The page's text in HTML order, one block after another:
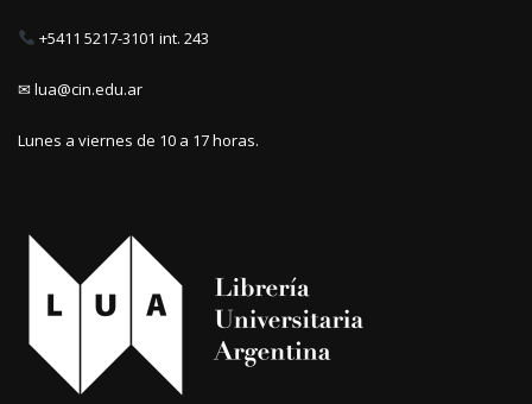
+5411 5217-3101 int. 243
✉ lua@cin.edu.ar
Lunes a viernes de 10 a 17 horas.